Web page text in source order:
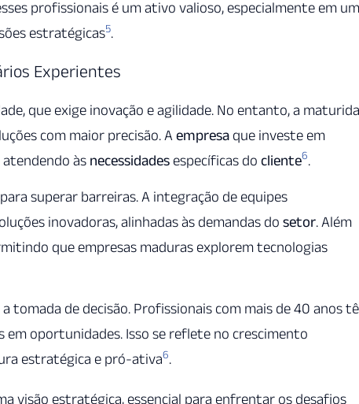
profissionais é um ativo valioso, especialmente em um
estratégicas5.
Experientes
que exige inovação e agilidade. No entanto, a
com maior precisão. A empresa que investe em
às necessidades específicas do cliente6.
superar barreiras. A integração de equipes
inovadoras, alinhadas às demandas do setor. Além
que empresas maduras explorem tecnologias
tomada de decisão. Profissionais com mais de 40 anos
oportunidades. Isso se reflete no crescimento
estratégica e pró-ativa6.
visão estratégica, essencial para enfrentar os desafios